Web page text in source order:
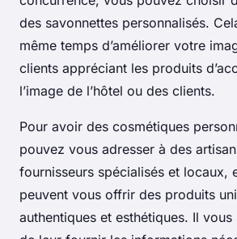
des savonnettes personnalisés.
même temps d’améliorer votre
clients appréciant les produits
l’image de l’hôtel ou des clients.
Pour avoir des cosmétiques
pouvez vous adresser à des
fournisseurs spécialisés et locaux,
peuvent vous offrir des produits
authentiques et esthétiques. Il